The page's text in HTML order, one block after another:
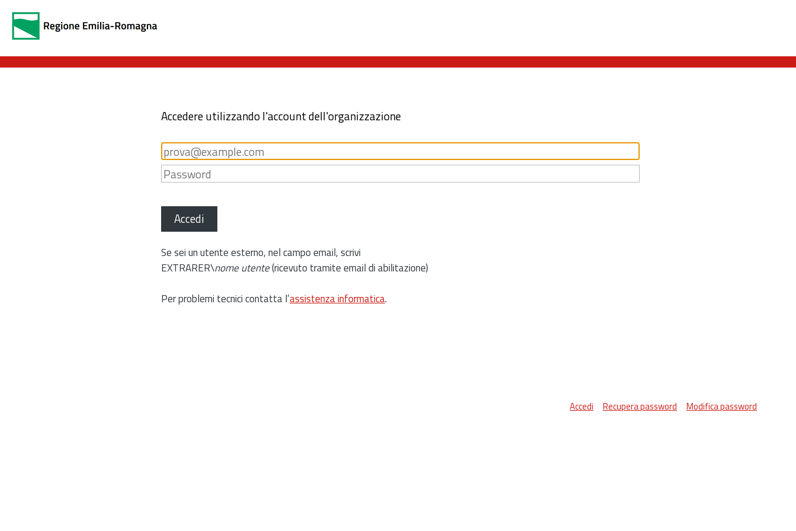
Accedere utilizzando l'account dell'organizzazione
Accedi
Se sei un utente esterno, nel campo email, scrivi
EXTRARER\nome utente(ricevuto tramite email di abilitazione)
Per problemi tecnici contatta l’assistenza informatica.
Accedi Recupera password Modifica password